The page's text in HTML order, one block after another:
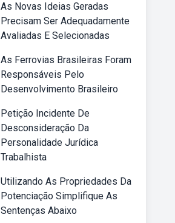
As Novas Ideias Geradas
Precisam Ser Adequadamente
Avaliadas E Selecionadas
As Ferrovias Brasileiras Foram
Responsáveis Pelo
Desenvolvimento Brasileiro
Petição Incidente De
Desconsideração Da
Personalidade Jurídica
Trabalhista
Utilizando As Propriedades Da
Potenciação Simplifique As
Sentenças Abaixo